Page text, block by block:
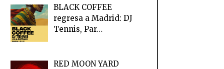
BLACK COFFEE
regresa a Madrid: DJ
Tennis, Par…
RED MOON YARD